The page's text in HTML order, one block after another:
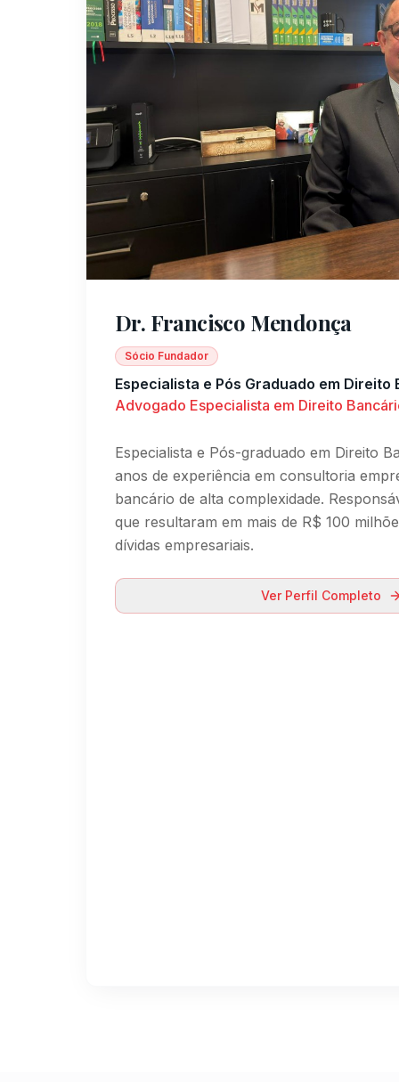
R$ 100M+ protegidos
Especialista em Direito Bancário
Dr. Francisco Mendonça
Sócio Fundador
Especialista e Pós Graduado em Direito
Advogado Especialista em Direito
Especialista e Pós-graduado em Direito
anos de experiência em consultoria
bancário de alta complexidade.
que resultaram em mais de R$ 100
dívidas empresariais.
Ver Perfil Completo